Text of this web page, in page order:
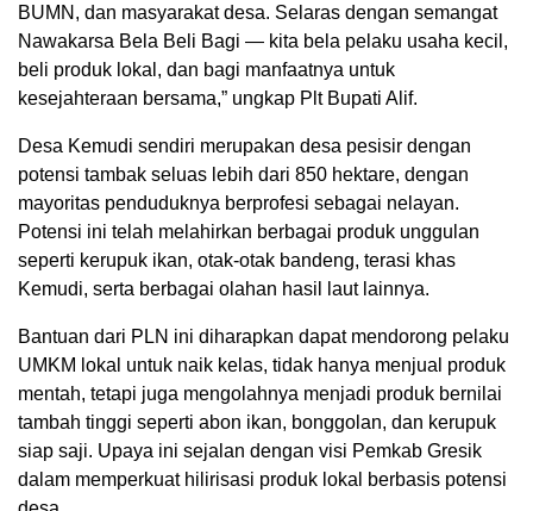
BUMN, dan masyarakat desa. Selaras dengan semangat
Nawakarsa Bela Beli Bagi — kita bela pelaku usaha kecil,
beli produk lokal, dan bagi manfaatnya untuk
kesejahteraan bersama,” ungkap Plt Bupati Alif.
Desa Kemudi sendiri merupakan desa pesisir dengan
potensi tambak seluas lebih dari 850 hektare, dengan
mayoritas penduduknya berprofesi sebagai nelayan.
Potensi ini telah melahirkan berbagai produk unggulan
seperti kerupuk ikan, otak-otak bandeng, terasi khas
Kemudi, serta berbagai olahan hasil laut lainnya.
Bantuan dari PLN ini diharapkan dapat mendorong pelaku
UMKM lokal untuk naik kelas, tidak hanya menjual produk
mentah, tetapi juga mengolahnya menjadi produk bernilai
tambah tinggi seperti abon ikan, bonggolan, dan kerupuk
siap saji. Upaya ini sejalan dengan visi Pemkab Gresik
dalam memperkuat hilirisasi produk lokal berbasis potensi